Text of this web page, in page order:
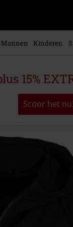
Mannen Kinderen
15%
Scoor het nu!